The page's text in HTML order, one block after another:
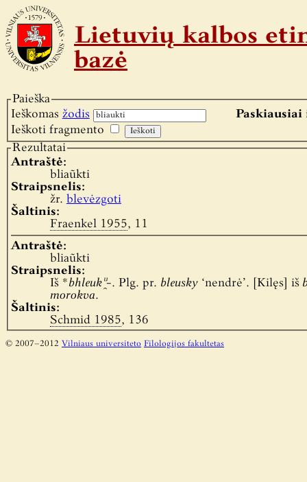
Lietuvių kalbos
bazė
Paieška
Ieškomas žodis
Ieškoti fragmento
Paskiausiai
Rezultatai
Antraštė:
bliaũkti
Straipsnelis:
žr. blevėzgoti
Šaltinis:
Fraenkel 1955, 11
Antraštė:
bliaũkti
Straipsnelis:
Iš *bhleukᵘ̯-. Plg. pr. bleusky‘nendrė’. [Kilęs] iš
morokva.
Šaltinis:
Schmid 1985, 136
© 2007–2012 Vilniaus universiteto Filologijos fakultetas